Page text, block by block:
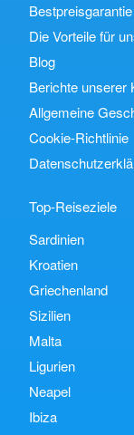
Bestpreisgarantie
Die Vorteile für
Blog
Berichte unserer
Allgemeine
Cookie-Richtlinie
Top-Reiseziele
Sardinien
Kroatien
Griechenland
Sizilien
Malta
Ligurien
Neapel
Ibiza